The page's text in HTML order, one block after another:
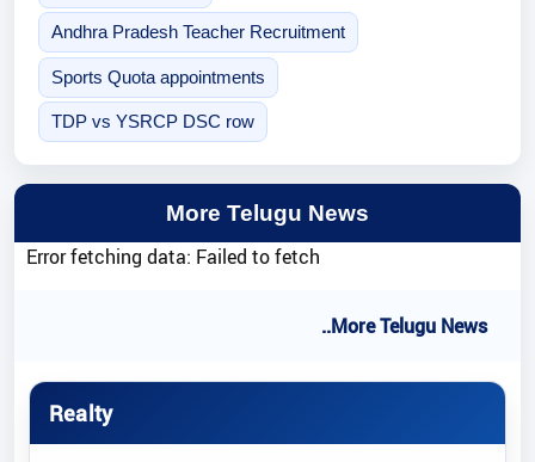
Andhra Pradesh Teacher Recruitment
Sports Quota appointments
TDP vs YSRCP DSC row
More Telugu News
Error fetching data: Failed to fetch
..More Telugu News
Realty